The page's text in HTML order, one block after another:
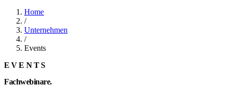
Home
/
Unternehmen
/
Events
EVENTS
Fachwebinare.